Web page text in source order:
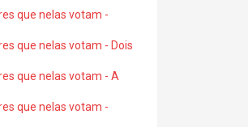
que nelas votam -
que nelas votam - Dois
que nelas votam - A
que nelas votam -